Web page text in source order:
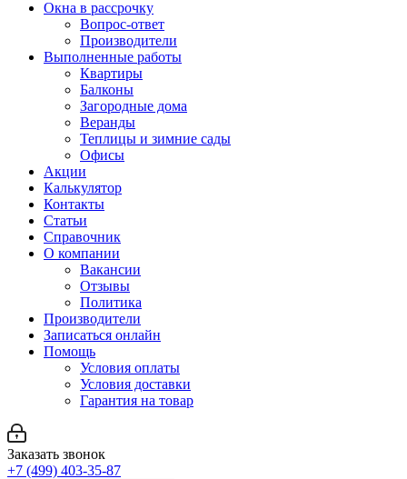
Окна в рассрочку
Вопрос-ответ
Производители
Выполненные работы
Квартиры
Балконы
Загородные дома
Веранды
Теплицы и зимние сады
Офисы
Акции
Калькулятор
Контакты
Статьи
Справочник
О компании
Вакансии
Отзывы
Политика
Производители
Записаться онлайн
Помощь
Условия оплаты
Условия доставки
Гарантия на товар
Заказать звонок
+7 (499) 403-35-87